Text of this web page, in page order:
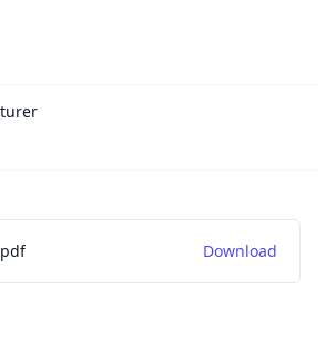
Download